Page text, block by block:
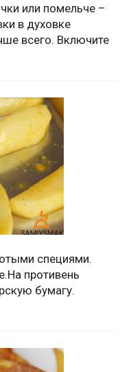
или помельче –
в духовке
всего. Включите
специями.
противень
бумагу.